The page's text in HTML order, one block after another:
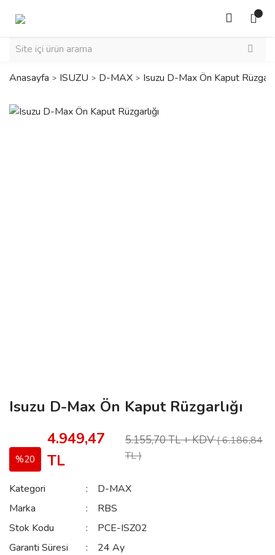
Anasayfa ISUZU D-MAX Isuzu D-Max Ön Kaput
Isuzu D-Max Ön Kaput Rüzgarlığı
%20
4.949,47
TL
5.155,70 TL + KDV( 6.186,84
TL )
Kategori
D-MAX
Marka
RBS
Stok Kodu
PCE-ISZ02
Garanti Süresi
24 Ay